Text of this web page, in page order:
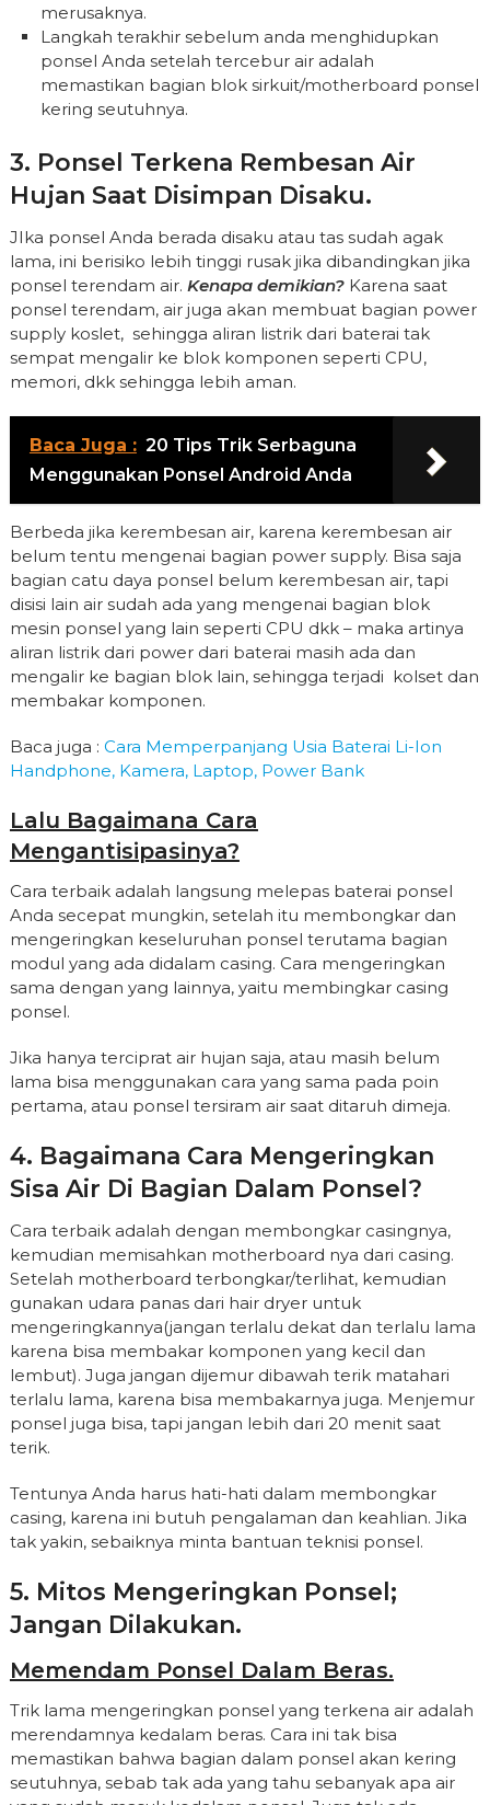
merusaknya.
Langkah terakhir sebelum anda menghidupkan
ponsel Anda setelah tercebur air adalah
memastikan bagian blok sirkuit/motherboard ponsel
kering seutuhnya.
3. Ponsel Terkena Rembesan Air
Hujan Saat Disimpan Disaku.
JIka ponsel Anda berada disaku atau tas sudah agak
lama, ini berisiko lebih tinggi rusak jika dibandingkan jika
ponsel terendam air. Kenapa demikian?Karena saat
ponsel terendam, air juga akan membuat bagian power
supply koslet, sehingga aliran listrik dari baterai tak
sempat mengalir ke blok komponen seperti CPU,
memori, dkk sehingga lebih aman.
Baca Juga : 20 Tips Trik Serbaguna
Menggunakan Ponsel Android Anda
Berbeda jika kerembesan air, karena kerembesan air
belum tentu mengenai bagian power supply. Bisa saja
bagian catu daya ponsel belum kerembesan air, tapi
disisi lain air sudah ada yang mengenai bagian blok
mesin ponsel yang lain seperti CPU dkk – maka artinya
aliran listrik dari power dari baterai masih ada dan
mengalir ke bagian blok lain, sehingga terjadi kolset dan
membakar komponen.
Baca juga : Cara Memperpanjang Usia Baterai Li-Ion
Handphone, Kamera, Laptop, Power Bank
Lalu Bagaimana Cara
Mengantisipasinya?
Cara terbaik adalah langsung melepas baterai ponsel
Anda secepat mungkin, setelah itu membongkar dan
mengeringkan keseluruhan ponsel terutama bagian
modul yang ada didalam casing. Cara mengeringkan
sama dengan yang lainnya, yaitu membingkar casing
ponsel.
Jika hanya terciprat air hujan saja, atau masih belum
lama bisa menggunakan cara yang sama pada poin
pertama, atau ponsel tersiram air saat ditaruh dimeja.
4. Bagaimana Cara Mengeringkan
Sisa Air Di Bagian Dalam Ponsel?
Cara terbaik adalah dengan membongkar casingnya,
kemudian memisahkan motherboard nya dari casing.
Setelah motherboard terbongkar/terlihat, kemudian
gunakan udara panas dari hair dryer untuk
mengeringkannya(jangan terlalu dekat dan terlalu lama
karena bisa membakar komponen yang kecil dan
lembut). Juga jangan dijemur dibawah terik matahari
terlalu lama, karena bisa membakarnya juga. Menjemur
ponsel juga bisa, tapi jangan lebih dari 20 menit saat
terik.
Tentunya Anda harus hati-hati dalam membongkar
casing, karena ini butuh pengalaman dan keahlian. Jika
tak yakin, sebaiknya minta bantuan teknisi ponsel.
5. Mitos Mengeringkan Ponsel;
Jangan Dilakukan.
Memendam Ponsel Dalam Beras.
Trik lama mengeringkan ponsel yang terkena air adalah
merendamnya kedalam beras. Cara ini tak bisa
memastikan bahwa bagian dalam ponsel akan kering
seutuhnya, sebab tak ada yang tahu sebanyak apa air